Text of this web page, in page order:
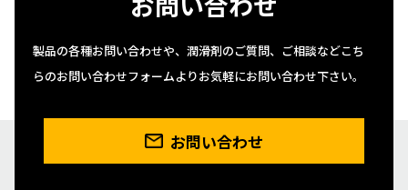
製品の各種お問い合わせや、潤滑剤のご質問、ご相談などこち
らのお問い合わせフォームよりお気軽にお問い合わせ下さい。
お問い合わせ